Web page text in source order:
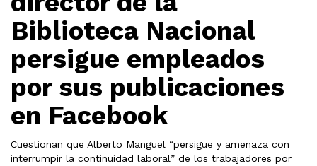
Biblioteca Nacional
persigue empleados
por sus publicaciones
en Facebook
Cuestionan que Alberto Manguel “persigue y amenaza con
interrumpir la continuidad laboral” de los trabajadores por